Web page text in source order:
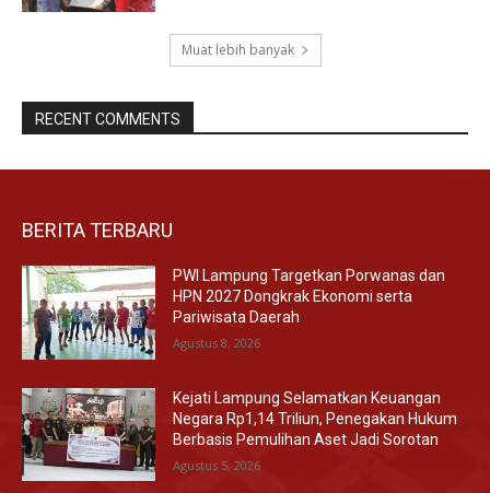
Muat lebih banyak
RECENT COMMENTS
BERITA TERBARU
PWI Lampung Targetkan Porwanas dan
HPN 2027 Dongkrak Ekonomi serta
Pariwisata Daerah
Agustus 8, 2026
Kejati Lampung Selamatkan Keuangan
Negara Rp1,14 Triliun, Penegakan Hukum
Berbasis Pemulihan Aset Jadi Sorotan
Agustus 5, 2026